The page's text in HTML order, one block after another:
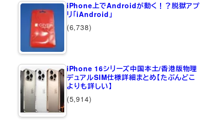
iPhone上でAndroidが動く！？脱獄アプ
リ「iAndroid」
(6,738)
iPhone 16シリーズ中国本土/香港版物理
デュアルSIM仕様詳細まとめ【たぶんどこ
よりも詳しい】
(5,914)